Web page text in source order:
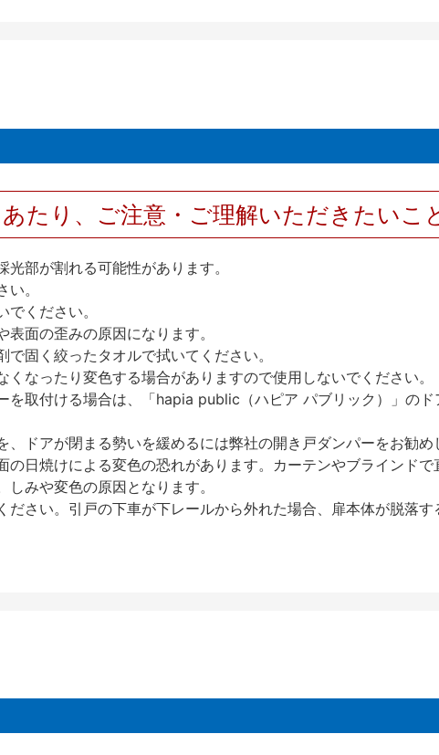
たり、ご注意・ご理解いただきたいこ
部が割れる可能性があります。
。
ください。
面の歪みの原因になります。
固く絞ったタオルで拭いてください。
なったり変色する場合がありますので使用しないでください。
取付ける場合は、「hapia public（ハピア パブリック）」のド
ドアが閉まる勢いを緩めるには弊社の開き戸ダンパーをお勧め
日焼けによる変色の恐れがあります。カーテンやブラインドで
みや変色の原因となります。
さい。引戸の下車が下レールから外れた場合、扉本体が脱落す